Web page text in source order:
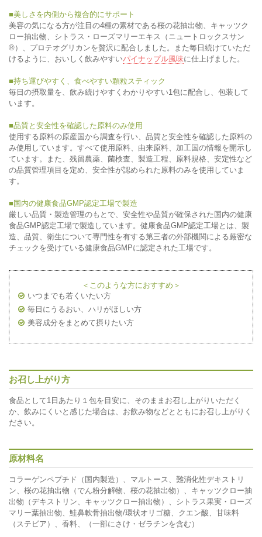
■美しさを内側から複合的にサポート
美容の気になる方が注目の4種の素材である桜の花抽出物、キャッツク
ロー抽出物、シトラス・ローズマリーエキス（ニュートロックスサン
®）、プロテオグリカンを贅沢に配合しました。また毎日続けていただ
けるように、おいしく飲みやすいパイナップル風味に仕上げました。
■持ち運びやすく、食べやすい顆粒スティック
毎日の摂取量を、飲み続けやすくわかりやすい1包に配合し、包装して
います。
■品質と安全性を確認した原料のみ使用
使用する原料の原産国から調査を行い、品質と安全性を確認した原料の
み使用しています。すべて使用原料、由来原料、加工国の情報を開示し
ています。また、残留農薬、菌検査、製造工程、原料規格、安定性など
の品質管理項目を定め、安全性が認められた原料のみを使用していま
す。
■国内の健康食品GMP認定工場で製造
厳しい品質・製造管理のもとで、安全性や品質が確保された国内の健康
食品GMP認定工場で製造しています。健康食品GMP認定工場とは、製
造、品質、衛生について専門性を有する第三者の外部機関による厳密な
チェックを受けている健康食品GMPに認定された工場です。
＜このような方におすすめ＞
いつまでも若くいたい方
毎日にうるおい、ハリがほしい方
美容成分をまとめて摂りたい方
お召し上がり方
食品として1日あたり１包を目安に、そのままお召し上がりいただく
か、飲みにくいと感じた場合は、お飲み物などとともにお召し上がりく
ださい。
原材料名
コラーゲンペプチド（国内製造）、マルトース、難消化性デキストリ
ン、桜の花抽出物（でん粉分解物、桜の花抽出物）、キャッツクロー抽
出物（デキストリン、キャッツクロー抽出物）、シトラス果実・ローズ
マリー葉抽出物、鮭鼻軟骨抽出物/環状オリゴ糖、クエン酸、甘味料
（ステビア）、香料、（一部にさけ・ゼラチンを含む）